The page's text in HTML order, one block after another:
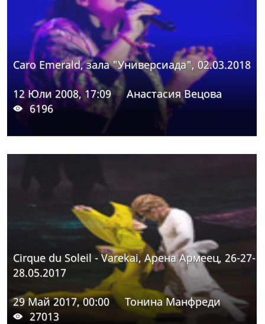
Caro Emerald, зала "Универсиада", 02.03.2018
12 Юли 2008, 17:09
Анастасия Вецова
6196
Cirque du Soleil - Varekai, Арена Армеец, 26-27-
28.05.2017
29 Май 2017, 00:00
Тонина Манфреди
27013